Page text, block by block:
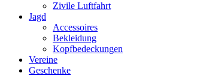
Zivile Luftfahrt
Jagd
Accessoires
Bekleidung
Kopfbedeckungen
Vereine
Geschenke